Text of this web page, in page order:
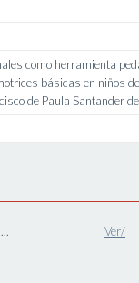
como herramienta
básicas en niños
de Paula Santander
Ver/